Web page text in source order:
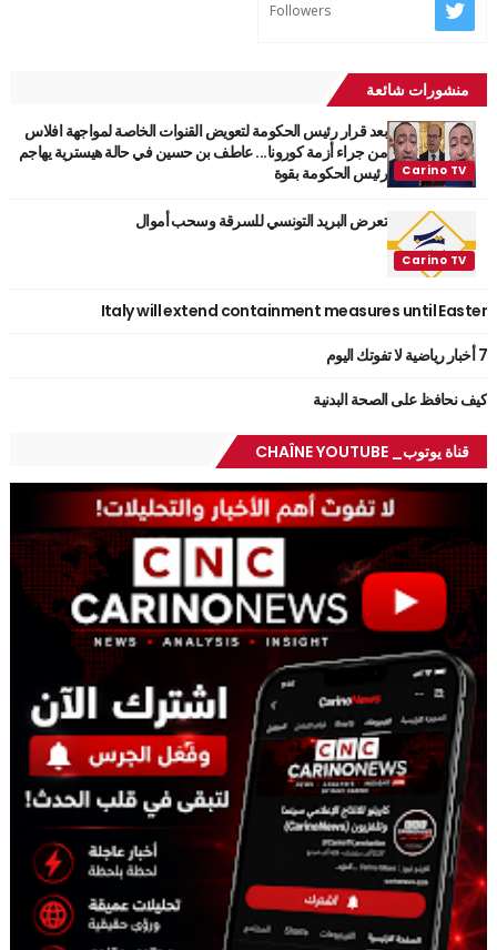
Followers
منشورات شائعة
بعد قرار رئيس الحكومة لتعويض القنوات الخاصة لمواجهة افلاس
من جراء أزمة كورونا... عاطف بن حسين في حالة هيسترية يهاجم
رئيس الحكومة بقوة
تعرض البريد التونسي للسرقة وسحب أموال
Italy will extend containment measures until Easter
7 أخبار رياضية لا تفوتك اليوم
كيف نحافظ على الصحة البدنية
قناة يوتوب_ CHAÎNE YOUTUBE